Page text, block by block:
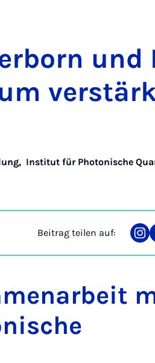
, Institut für Photonische
Beitrag teilen auf:
auf